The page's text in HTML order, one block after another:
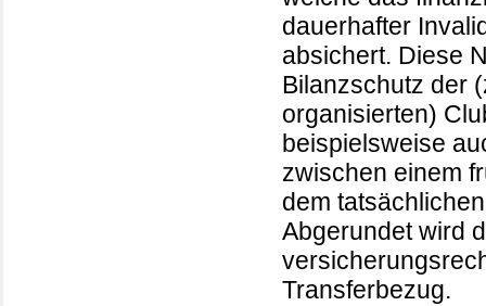
dauerhafter
absichert. Diese
Bilanzschutz der
organisierten)
beispielsweise
zwischen einem
dem
Abgerundet wird
Transferbezug.